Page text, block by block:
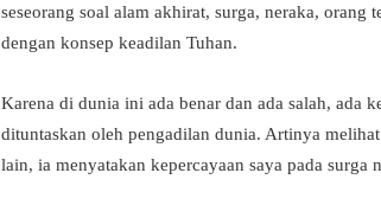
seseorang soal alam akhirat, surga, neraka, orang
dengan konsep keadilan Tuhan.
Karena di dunia ini ada benar dan ada salah, ada
dituntaskan oleh pengadilan dunia. Artinya
lain, ia menyatakan kepercayaan saya pada surga